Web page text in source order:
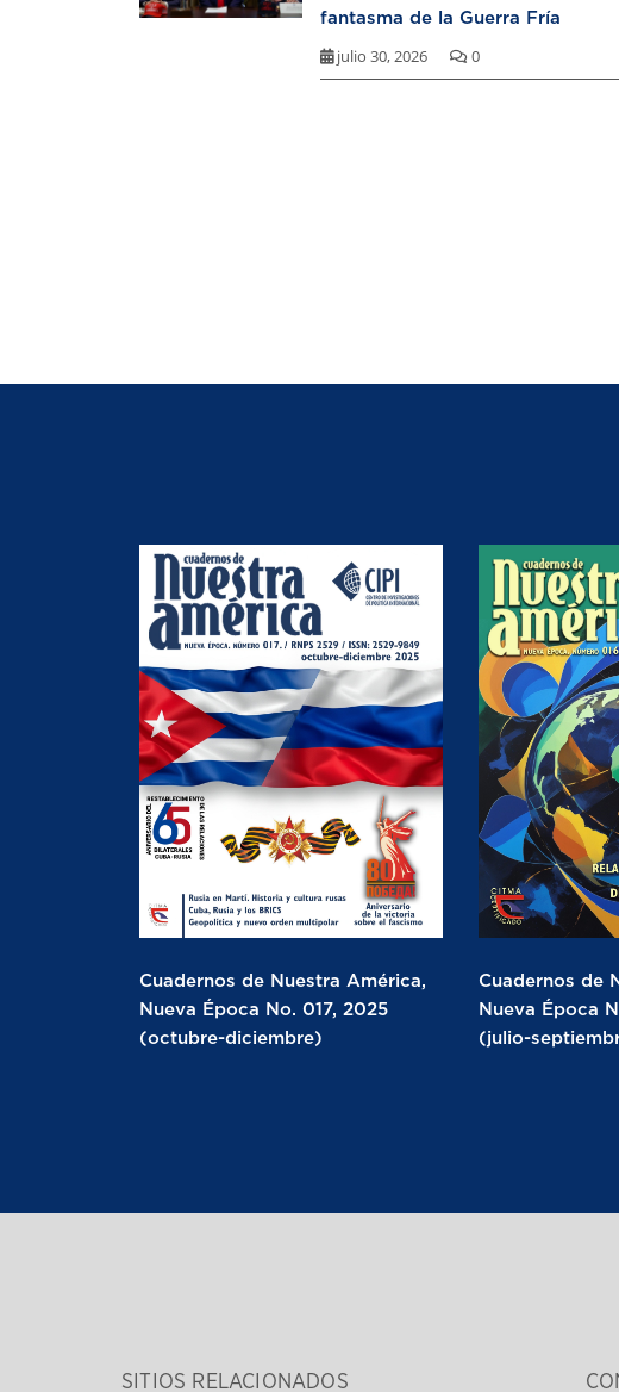
fantasma de la Guerra Fría
julio 30, 2026 0
Cuadernos de Nuestra América,
Nueva Época No. 017, 2025
(octubre-diciembre)
Cuadernos de
Nueva Época
(julio-
SITIOS RELACIONADOS